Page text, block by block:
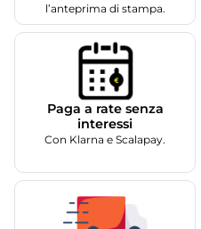
l’anteprima di stampa.
Paga a rate senza
interessi
Con Klarna e Scalapay.